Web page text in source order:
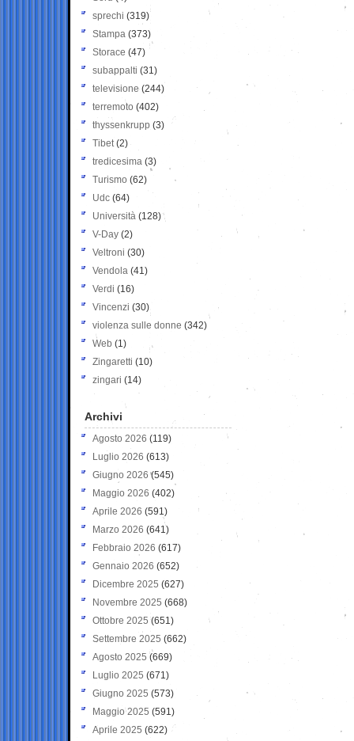
sprechi (319)
Stampa (373)
Storace (47)
subappalti (31)
televisione(244)
terremoto (402)
thyssenkrupp (3)
Tibet(2)
tredicesima (3)
Turismo (62)
Udc (64)
Università (128)
V-Day (2)
Veltroni (30)
Vendola (41)
Verdi (16)
Vincenzi (30)
violenza sulle donne (342)
Web (1)
Zingaretti (10)
zingari (14)
Archivi
Agosto 2026 (119)
Luglio 2026 (613)
Giugno 2026 (545)
Maggio 2026 (402)
Aprile 2026 (591)
Marzo 2026 (641)
Febbraio 2026 (617)
Gennaio 2026 (652)
Dicembre 2025 (627)
Novembre 2025 (668)
Ottobre 2025 (651)
Settembre 2025 (662)
Agosto 2025 (669)
Luglio 2025 (671)
Giugno 2025 (573)
Maggio 2025 (591)
Aprile 2025 (622)